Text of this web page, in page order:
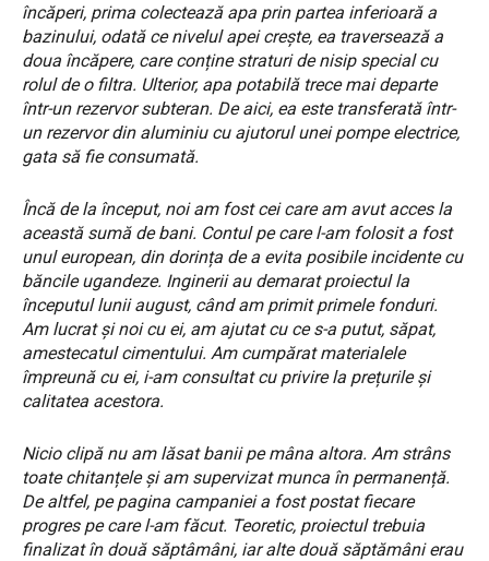
încăperi, prima colectează apa prin partea inferioară a
bazinului, odată ce nivelul apei crește, ea traversează a
doua încăpere, care conține straturi de nisip special cu
rolul de o filtra. Ulterior, apa potabilă trece mai departe
într-un rezervor subteran. De aici, ea este transferată într-
un rezervor din aluminiu cu ajutorul unei pompe electrice,
gata să fie consumată.
Încă de la început, noi am fost cei care am avut acces la
această sumă de bani. Contul pe care l-am folosit a fost
unul european, din dorința de a evita posibile incidente cu
băncile ugandeze. Inginerii au demarat proiectul la
începutul lunii august, când am primit primele fonduri.
Am lucrat și noi cu ei, am ajutat cu ce s-a putut, săpat,
amestecatul cimentului. Am cumpărat materialele
împreună cu ei, i-am consultat cu privire la prețurile și
calitatea acestora.
Nicio clipă nu am lăsat banii pe mâna altora. Am strâns
toate chitanțele și am supervizat munca în permanență.
De altfel, pe pagina campaniei a fost postat fiecare
progres pe care l-am făcut. Teoretic, proiectul trebuia
finalizat în două săptâmâni, iar alte două săptămâni erau